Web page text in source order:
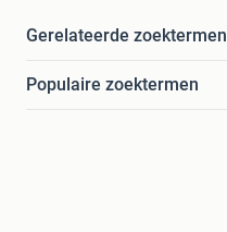
Gerelateerde zoektermen
Populaire zoektermen